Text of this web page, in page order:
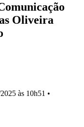
Oliveira
às 10h51 •